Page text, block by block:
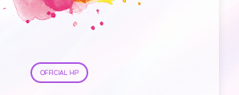
OFFICIAL HP